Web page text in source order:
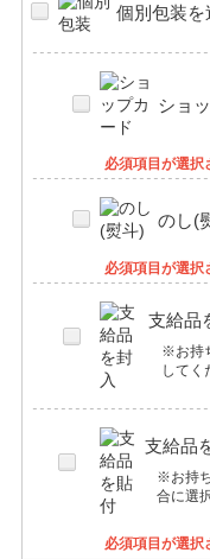
個別包装を
ショ
必須項目が選択
のし(
必須項目が選択
支給品
※お持
してく
支給品
※お持
合に選
必須項目が選択